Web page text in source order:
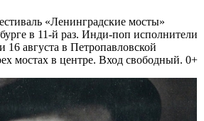
«Ленинградские мосты»
в 11-й раз. Инди-поп исполнители
16 августа в Петропавловской
мостах в центре. Вход свободный. 0+